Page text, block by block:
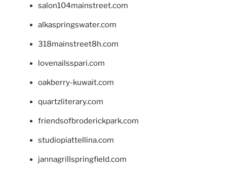
salon104mainstreet.com
alkaspringswater.com
318mainstreet8h.com
lovenailsspari.com
oakberry-kuwait.com
quartzliterary.com
friendsofbroderickpark.com
studiopiattellina.com
jannagrillspringfield.com